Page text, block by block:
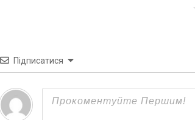
Підписатися